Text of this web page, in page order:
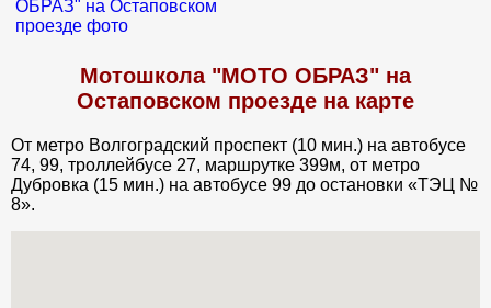
Мотошкола "МОТО ОБРАЗ" на
Остаповском проезде на карте
От метро Волгоградский проспект (10 мин.) на автобусе
74, 99, троллейбусе 27, маршрутке 399м, от метро
Дубровка (15 мин.) на автобусе 99 до остановки «ТЭЦ №
8».